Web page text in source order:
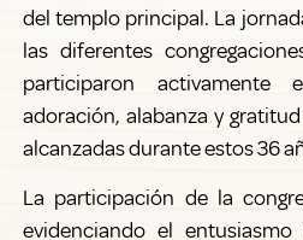
del templo principal. La
las diferentes
participaron
adoración, alabanza y
alcanzadas durante estos 36
La participación de la
evidenciando el